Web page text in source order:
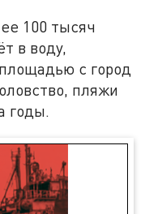
100 тысяч
в воду,
с город
пляжи
годы.